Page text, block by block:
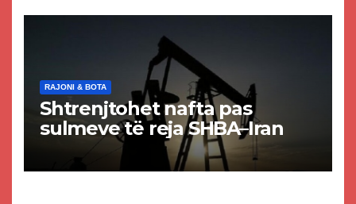
RAJONI & BOTA
Shtrenjtohet nafta pas
sulmeve të reja SHBA–Iran